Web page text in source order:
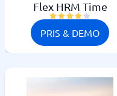
Flex HRM Time
PRIS & DEMO